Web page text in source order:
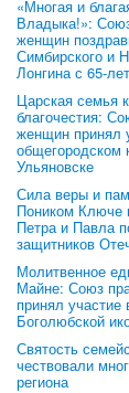
«Многая и
Владыка!»:
женщин
Симбирского и
Лонгина с 65-
Царская семья
благочестия:
женщин принял
общегородском
Ульяновске
Сила веры и
Поником Ключе
Петра и Павла
защитников
Молитвенное
Майне: Союз
принял участие
Боголюбской
Святость
чествовали
региона